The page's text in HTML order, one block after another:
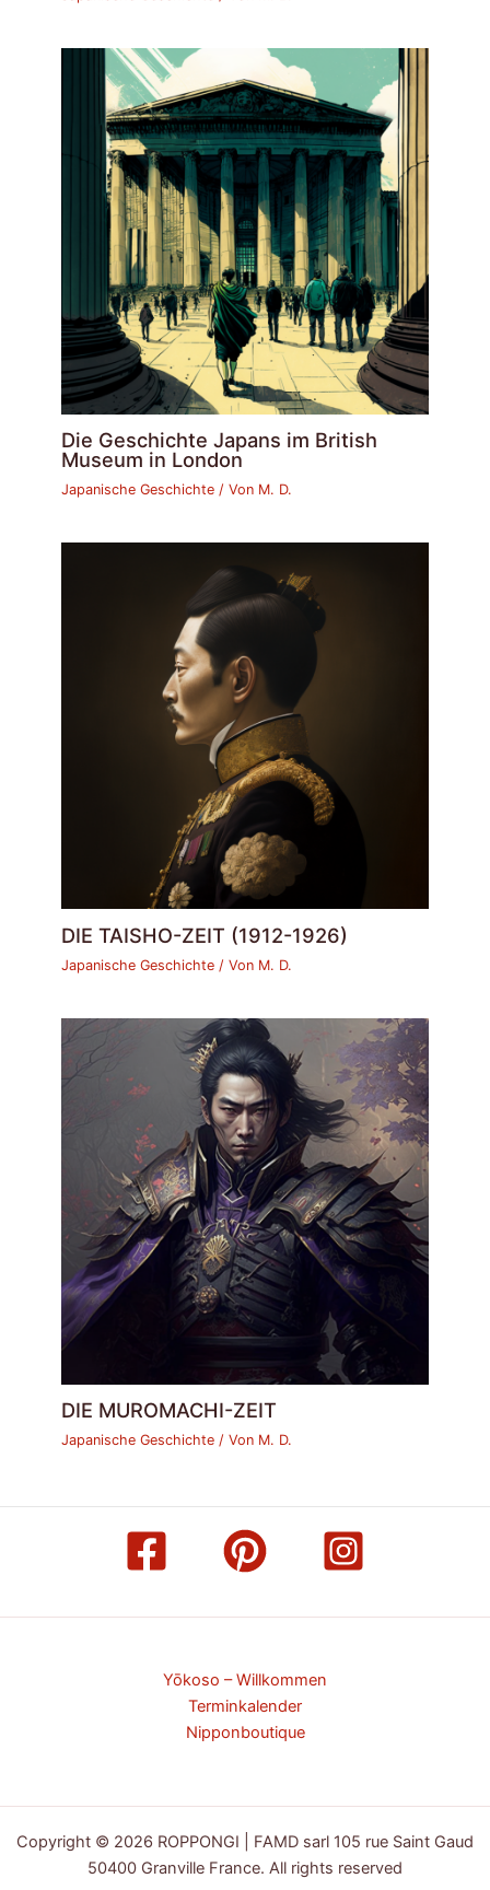
Die Geschichte Japans im British
Museum in London
Japanische Geschichte / Von M. D.
DIE TAISHO-ZEIT (1912-1926)
Japanische Geschichte / Von M. D.
DIE MUROMACHI-ZEIT
Japanische Geschichte / Von M. D.
Yōkoso – Willkommen
Terminkalender
Nipponboutique
Copyright © 2026 ROPPONGI | FAMD sarl 105 rue Saint Gaud
50400 Granville France. All rights reserved